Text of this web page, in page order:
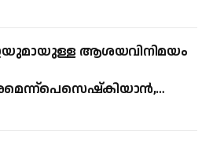
ആശയവിനിമയം
പ്രസിഡന്റ്